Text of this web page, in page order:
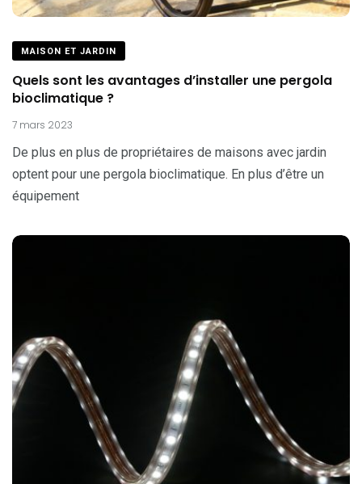
MAISON ET JARDIN
Quels sont les avantages d’installer une pergola
bioclimatique ?
7 mars 2023
De plus en plus de propriétaires de maisons avec jardin
optent pour une pergola bioclimatique. En plus d’être un
équipement